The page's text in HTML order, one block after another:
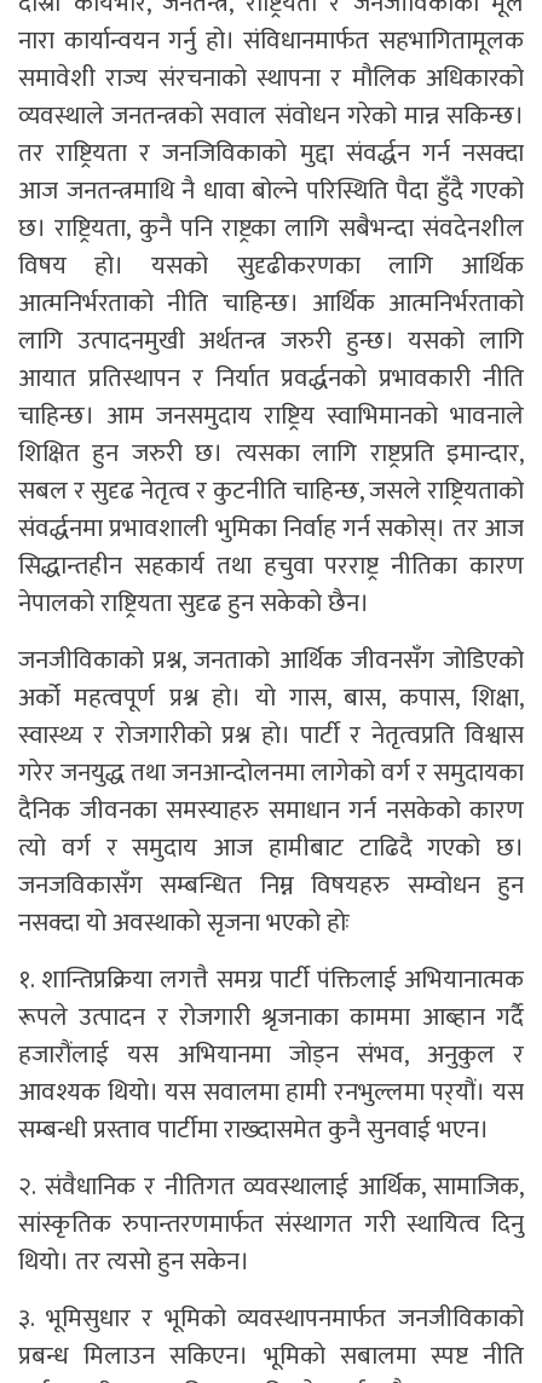
नारा कार्यान्वयन गर्नु हो। संविधानमार्फत सहभागितामूलक
समावेशी राज्य संरचनाको स्थापना र मौलिक अधिकारको
व्यवस्थाले जनतन्त्रको सवाल संवोधन गरेको मान्न सकिन्छ।
तर राष्ट्रियता र जनजिविकाको मुद्दा संवर्द्धन गर्न नसक्दा
आज जनतन्त्रमाथि नै धावा बोल्ने परिस्थिति पैदा हुँदै गएको
छ। राष्ट्रियता, कुनै पनि राष्ट्रका लागि सबैभन्दा संवदेनशील
विषय हो। यसको सुदृढीकरणका लागि आर्थिक
आत्मनिर्भरताको नीति चाहिन्छ। आर्थिक आत्मनिर्भरताको
लागि उत्पादनमुखी अर्थतन्त्र जरुरी हुन्छ। यसको लागि
आयात प्रतिस्थापन र निर्यात प्रवर्द्धनको प्रभावकारी नीति
चाहिन्छ। आम जनसमुदाय राष्ट्रिय स्वाभिमानको भावनाले
शिक्षित हुन जरुरी छ। त्यसका लागि राष्ट्रप्रति इमान्दार,
सबल र सुदृढ नेतृत्व र कुटनीति चाहिन्छ, जसले राष्ट्रियताको
संवर्द्धनमा प्रभावशाली भुमिका निर्वाह गर्न सकोस्‌। तर आज
सिद्धान्तहीन सहकार्य तथा हचुवा परराष्ट्र नीतिका कारण
नेपालको राष्ट्रियता सुदृढ हुन सकेको छैन।
जनजीविकाको प्रश्न, जनताको आर्थिक जीवनसँग जोडिएको
अर्को महत्वपूर्ण प्रश्न हो। यो गास, बास, कपास, शिक्षा,
स्वास्थ्य र रोजगारीको प्रश्न हो। पार्टी र नेतृत्वप्रति विश्वास
गरेर जनयुद्ध तथा जनआन्दोलनमा लागेको वर्ग र समुदायका
दैनिक जीवनका समस्याहरु समाधान गर्न नसकेको कारण
त्यो वर्ग र समुदाय आज हामीबाट टाढिदै गएको छ।
जनजविकासँग सम्बन्धित निम्न विषयहरु सम्वोधन हुन
नसक्दा यो अवस्थाको सृजना भएको होः
१. शान्तिप्रक्रिया लगत्तै समग्र पार्टी पंक्तिलाई अभियानात्मक
रूपले उत्पादन र रोजगारी श्रृजनाका काममा आब्हान गर्दै
हजारौंलाई यस अभियानमा जोड्न संभव, अनुकुल र
आवश्यक थियो। यस सवालमा हामी रनभुल्लमा पर्‌यौं। यस
सम्बन्धी प्रस्ताव पार्टीमा राख्दासमेत कुनै सुनवाई भएन।
२. संवैधानिक र नीतिगत व्यवस्थालाई आर्थिक, सामाजिक,
सांस्कृतिक रुपान्तरणमार्फत संस्थागत गरी स्थायित्व दिनु
थियो। तर त्यसो हुन सकेन।
३. भूमिसुधार र भूमिको व्यवस्थापनमार्फत जनजीविकाको
प्रबन्ध मिलाउन सकिएन। भूमिको सबालमा स्पष्ट नीति